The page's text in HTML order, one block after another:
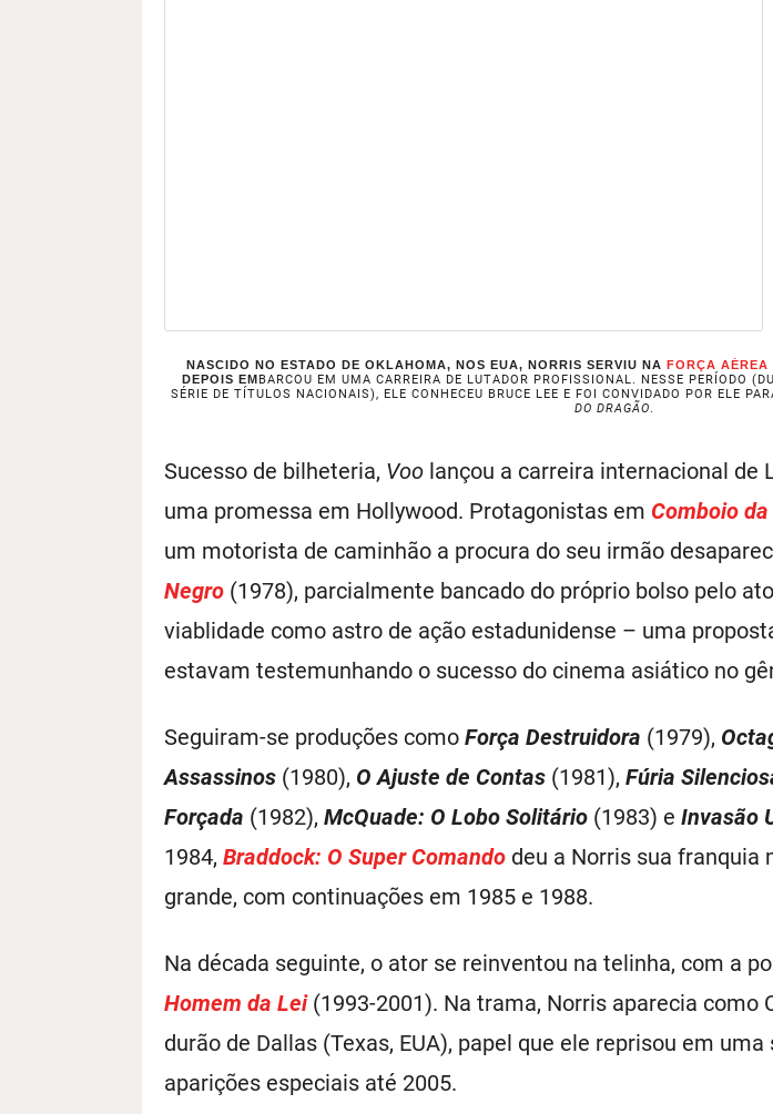
NASCIDO NO ESTADO DE OKLAHOMA, NOS EUA, NORRIS SERVIU NA FORÇA AÉREA
DEPOIS EMBARCOU EM UMA CARREIRA DE LUTADOR PROFISSIONAL. NESSE PERÍODO
SÉRIE DE TÍTULOS NACIONAIS), ELE CONHECEU BRUCE LEE E FOI CONVIDADO POR ELE
DO DRAGÃO.
Sucesso de bilheteria, Voo lançou a carreira internacional de
uma promessa em Hollywood. Protagonistas em Comboio
um motorista de caminhão a procura do seu irmão
Negro (1978), parcialmente bancado do próprio bolso pelo
viablidade como astro de ação estadunidense – uma
estavam testemunhando o sucesso do cinema asiático no
Seguiram-se produções como Força Destruidora (1979),
Assassinos (1980), O Ajuste de Contas (1981), Fúria
Forçada (1982), McQuade: O Lobo Solitário (1983) e Invasão
1984, Braddock: O Super Comando deu a Norris sua franquia
grande, com continuações em 1985 e 1988.
Na década seguinte, o ator se reinventou na telinha, com a
Homem da Lei (1993-2001). Na trama, Norris aparecia como
durão de Dallas (Texas, EUA), papel que ele reprisou em
aparições especiais até 2005.